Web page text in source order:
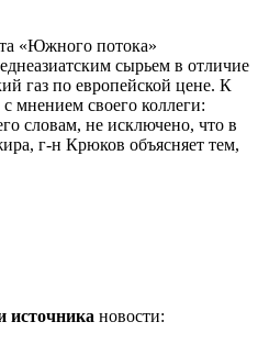
«Южного потока»
сырьем в отличие
газ по европейской цене. К
мнением своего коллеги:
словам, не исключено, что в
г-н Крюков объясняет тем,
источника новости: